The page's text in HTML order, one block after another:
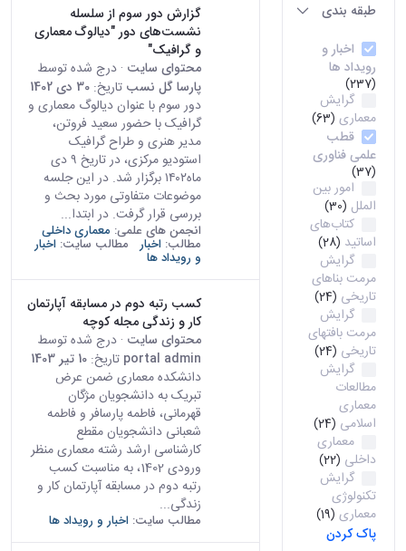
طبقه بندی
اخبار و
رویداد ها
(237)
گرایش
معماری (63)
قطب
علمی فناوری
(37)
امور بین
الملل (30)
کتاب‌های
اساتید (28)
گرایش
مرمت بناهای
تاریخی (24)
گرایش
مرمت بافتهای
تاریخی (24)
گرایش
مطالعات
معماری
اسلامی (24)
معماری
داخلی (22)
گرایش
تکنولوژی
معماری (19)
پاک کردن
گزارش دور سوم از سلسله
نشست‌های دور "دیالوگ معماری
و گرافیک"
محتوای سایت · درج شده توسط
پارسا گل نسب تاریخ:30 دی 1402
دور سوم با عنوان دیالوگ معماری و
گرافیک با حضور سعید فروتن،
مدیر هنری و طراح گرافیک
استودیو مرکزی، در تاریخ ۹ دی
ماه۱۴۰۲ برگزار شد. در این جلسه
موضوعات متفاوتی مورد بحث و
بررسی قرار گرفت. در ابتدا...
انجمن های علمی: معماری داخلی
مطالب: اخبار مطالب سایت: اخبار
و رویداد ها
کسب رتبه دوم در مسابقه آپارتمان
کار و زندگی مجله کوچه
محتوای سایت · درج شده توسط
portal admin تاریخ:10 تیر 1403
دانشکده معماری ضمن عرض
تبریک به دانشجویان مژگان
قهرمانی، فاطمه پارسافر و فاطمه
شعبانی دانشجویان مقطع
کارشناسی ارشد رشته معماری منظر
ورودی 1402، به مناسبت کسب
رتبه دوم در مسابقه آپارتمان کار و
زندگی...
مطالب سایت: اخبار و رویداد ها